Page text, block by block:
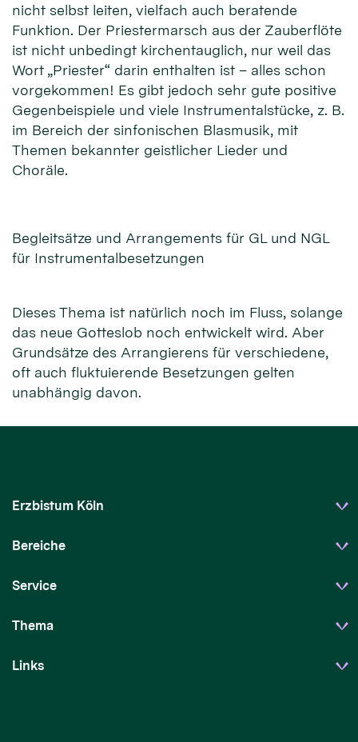
nicht selbst leiten, vielfach auch beratende
Funktion. Der Priestermarsch aus der Zauberflöte
ist nicht unbedingt kirchentauglich, nur weil das
Wort „Priester“ darin enthalten ist – alles schon
vorgekommen! Es gibt jedoch sehr gute positive
Gegenbeispiele und viele Instrumentalstücke, z. B.
im Bereich der sinfonischen Blasmusik, mit
Themen bekannter geistlicher Lieder und
Choräle.
Begleitsätze und Arrangements für GL und NGL
für Instrumentalbesetzungen
Dieses Thema ist natürlich noch im Fluss, solange
das neue Gotteslob noch entwickelt wird. Aber
Grundsätze des Arrangierens für verschiedene,
oft auch fluktuierende Besetzungen gelten
unabhängig davon.
Erzbistum Köln
Bereiche
Service
Thema
Links